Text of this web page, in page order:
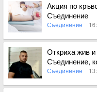
Акция по
Съединение
Съединение
Вижте пълното
Откриха жив
Съединение,
издирваха
Съединение
Вижте пълното